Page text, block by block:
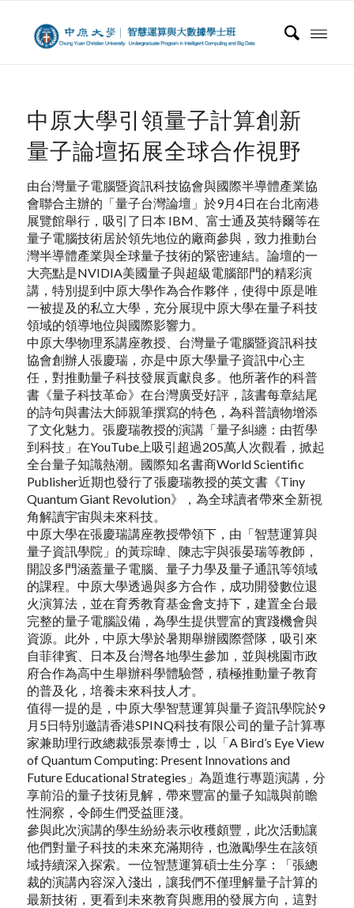
中原大學引領量子計算創新
量子論壇拓展全球合作視野
由台灣量子電腦暨資訊科技協會與國際半導體產業協
會聯合主辦的「量子台灣論壇」於9月4日在台北南港
展覽館舉行，吸引了日本 IBM、富士通及英特爾等在
量子電腦技術居於領先地位的廠商參與，致力推動台
灣半導體產業與全球量子技術的緊密連結。論壇的一
大亮點是NVIDIA美國量子與超級電腦部門的精彩演
講，特別提到中原大學作為合作夥伴，使得中原是唯
一被提及的私立大學，充分展現中原大學在量子科技
領域的領導地位與國際影響力。
中原大學物理系講座教授、台灣量子電腦暨資訊科技
協會創辦人張慶瑞，亦是中原大學量子資訊中心主
任，對推動量子科技發展貢獻良多。他所著作的科普
書《量子科技革命》在台灣廣受好評，該書每章結尾
的詩句與書法大師親筆撰寫的特色，為科普讀物增添
了文化魅力。張慶瑞教授的演講「量子糾纏：由哲學
到科技」在YouTube上吸引超過205萬人次觀看，掀起
全台量子知識熱潮。國際知名書商World Scientific
Publisher近期也發行了張慶瑞教授的英文書《Tiny
Quantum Giant Revolution》，為全球讀者帶來全新視
角解讀宇宙與未來科技。
中原大學在張慶瑞講座教授帶領下，由「智慧運算與
量子資訊學院」的黃琮暐、陳志宇與張晏瑞等教師，
開設多門涵蓋量子電腦、量子力學及量子通訊等領域
的課程。中原大學透過與多方合作，成功開發數位退
火演算法，並在育秀教育基金會支持下，建置全台最
完整的量子電腦設備，為學生提供豐富的實踐機會與
資源。此外，中原大學於暑期舉辦國際營隊，吸引來
自菲律賓、日本及台灣各地學生參加，並與桃園市政
府合作為高中生舉辦科學體驗營，積極推動量子教育
的普及化，培養未來科技人才。
值得一提的是，中原大學智慧運算與量子資訊學院於9
月5日特別邀請香港SPINQ科技有限公司的量子計算專
家兼助理行政總裁張景泰博士，以「A Bird’s Eye View
of Quantum Computing: Present Innovations and
Future Educational Strategies」為題進行專題演講，分
享前沿的量子技術見解，帶來豐富的量子知識與前瞻
性洞察，令師生們受益匪淺。
參與此次演講的學生紛紛表示收穫頗豐，此次活動讓
他們對量子科技的未來充滿期待，也激勵學生在該領
域持續深入探索。一位智慧運算碩士生分享：「張總
裁的演講內容深入淺出，讓我們不僅理解量子計算的
最新技術，更看到未來教育與應用的發展方向，這對